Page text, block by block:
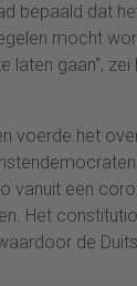
bepaald dat
mocht
laten gaan",
voerde het
vanuit een
Het
de